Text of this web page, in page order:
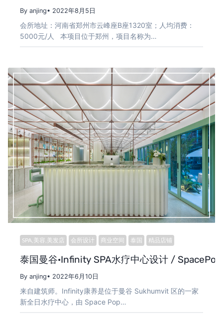
By anjing• 2022年8月5日
会所地址：河南省郑州市云峰座B座1320室；人均消费：
5000元/人 本项目位于郑州，项目名称为…
SPA,美容,美发店 会所设计 商业空间 泰国 精品店铺
泰国曼谷·Infinity SPA水疗中心设计 /
By anjing• 2022年6月10日
来自建筑师。Infinity康养是位于曼谷 Sukhumvit 区的一家
新全日水疗中心，由 Space Pop…